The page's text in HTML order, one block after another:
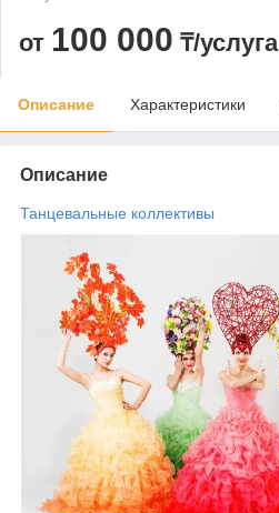
от 100 000 ₸/услуга
Описание Характеристики
Описание
Танцевальные коллективы